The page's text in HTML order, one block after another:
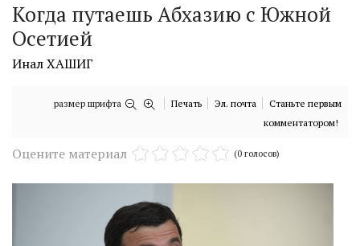
Когда путаешь Абхазию с Южной
Осетией
Инал ХАШИГ
размер шрифта Печать Эл. почта
Станьте первым
комментатором!
Оцените материал (0 голосов)